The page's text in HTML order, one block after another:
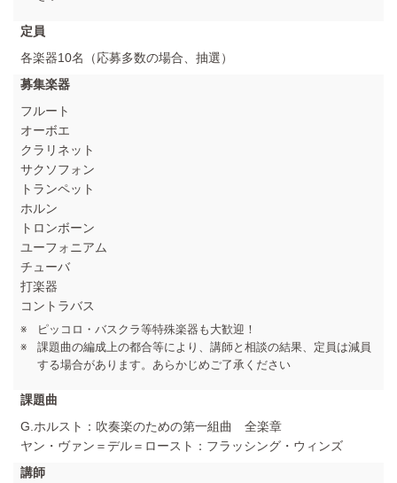
定員
各楽器10名（応募多数の場合、抽選）
募集楽器
フルート
オーボエ
クラリネット
サクソフォン
トランペット
ホルン
トロンボーン
ユーフォニアム
チューバ
打楽器
コントラバス
ピッコロ・バスクラ等特殊楽器も大歓迎！
課題曲の編成上の都合等により、講師と相談の結果、定員は減員
する場合があります。あらかじめご了承ください
課題曲
G.ホルスト：吹奏楽のための第一組曲 全楽章
ヤン・ヴァン＝デル＝ロースト：フラッシング・ウィンズ
講師